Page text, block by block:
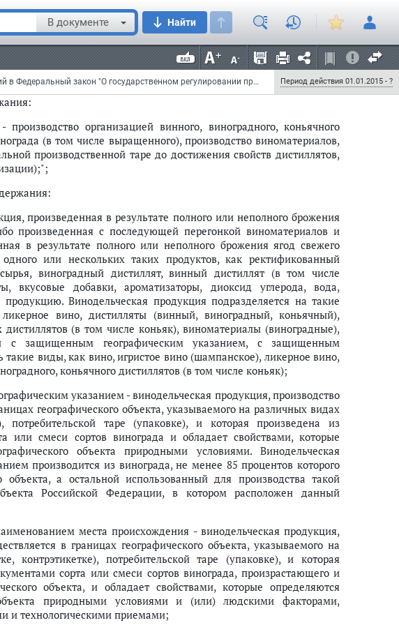
В документе Найти
Федеральный закон от 31 декабря 2014 г. N 490-ФЗ "О внесении изменений в Федеральный закон "О государственном регулировании производства и оборота этилового спирта, алкогольной и спиртосодержащей продукции и об ограничении потребления (распития) алкогольной продукции" и внесении изменений в отдельные законодательные акты Российской Федерации" Период действия 01.01.2015 - ?
этилового спирта не более 1 процента объема готовой
самопроизвольно или с использованием физических приемов -
организацией винного, виноградного, коньячного
(в том числе выращенного), производство виноматериалов,
производственной таре до достижения свойств дистиллятов,
произведенная в результате полного или неполного брожения
произведенная с последующей перегонкой виноматериалов и
в результате полного или неполного брожения ягод свежего
или нескольких таких продуктов, как ректификованный
виноградный дистиллят, винный дистиллят (в том числе
вкусовые добавки, ароматизаторы, диоксид углерода, вода,
Винодельческая продукция подразделяется на такие
вино, дистилляты (винный, виноградный, коньячный),
(в том числе коньяк), виноматериалы (виноградные),
с защищенным географическим указанием, с защищенным
виды, как вино, игристое вино (шампанское), ликерное вино,
коньячного дистиллятов (в том числе коньяк);
указанием - винодельческая продукция, производство
географического объекта, указываемого на различных видах
потребительской таре (упаковке), и которая произведена из
или смеси сортов винограда и обладает свойствами, которые
объекта природными условиями. Винодельческая
производится из винограда, не менее 85 процентов которого
а остальной использованный для производства такой
Российской Федерации, в котором расположен данный
места происхождения - винодельческая продукция,
в границах географического объекта, указываемого на
контрэтикетке), потребительской таре (упаковке), и которая
сорта или смеси сортов винограда, произрастающего и
объекта, и обладает свойствами, которые определяются
природными условиями и (или) людскими факторами,
и технологическими приемами;